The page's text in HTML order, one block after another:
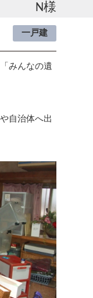
N様
一戸建
みんなの遺
自治体へ出